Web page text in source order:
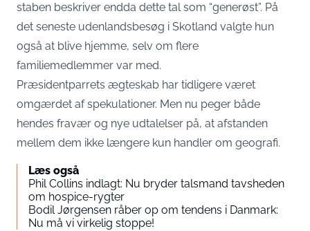
staben beskriver endda dette tal som “generøst”. På
det seneste udenlandsbesøg i Skotland valgte hun
også at blive hjemme, selv om flere
familiemedlemmer var med.
Præsidentparrets ægteskab har tidligere været
omgærdet af spekulationer. Men nu peger både
hendes fravær og nye udtalelser på, at afstanden
mellem dem ikke længere kun handler om geografi.
Læs også
Phil Collins indlagt: Nu bryder talsmand tavsheden
om hospice-rygter
Bodil Jørgensen råber op om tendens i Danmark:
Nu må vi virkelig stoppe!